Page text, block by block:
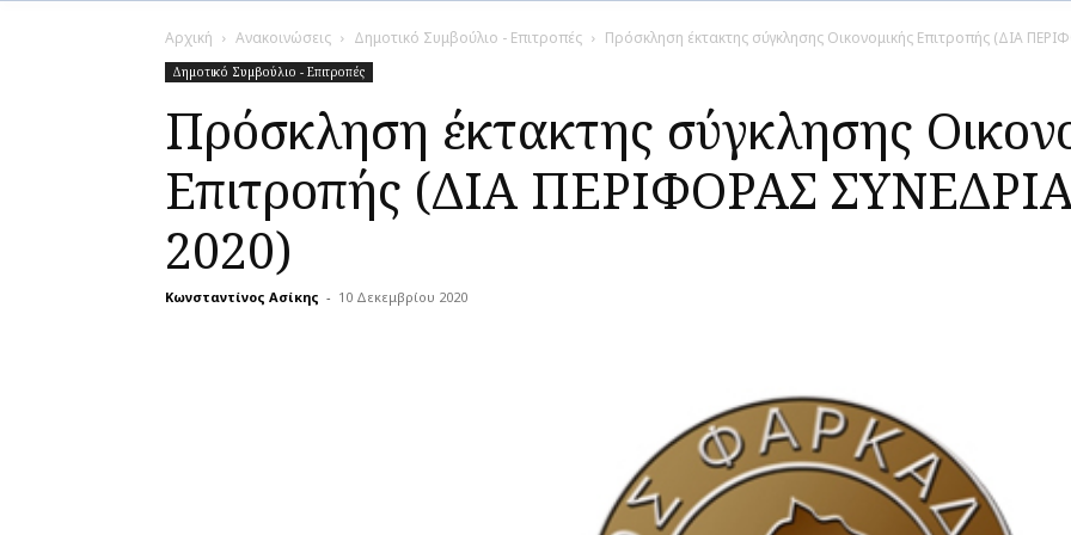
Αρχική Ανακοινώσεις Δημοτικό Συμβούλιο - Επιτροπές Πρόσκληση έκτακτης σύγκλησης Οικονομικής Επιτροπής (ΔΙΑ
Δημοτικό Συμβούλιο - Επιτροπές
Πρόσκληση έκτακτης σύγκλησης
Επιτροπής (ΔΙΑ ΠΕΡΙΦΟΡΑΣ
2020)
Κωνσταντίνος Ασίκης - 10 Δεκεμβρίου 2020